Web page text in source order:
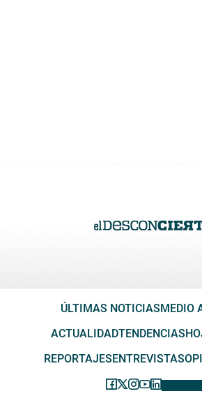
ÚLTIMAS NOTICIASMEDIO
ACTUALIDADTENDENCIAS
REPORTAJESENTREVISTAS